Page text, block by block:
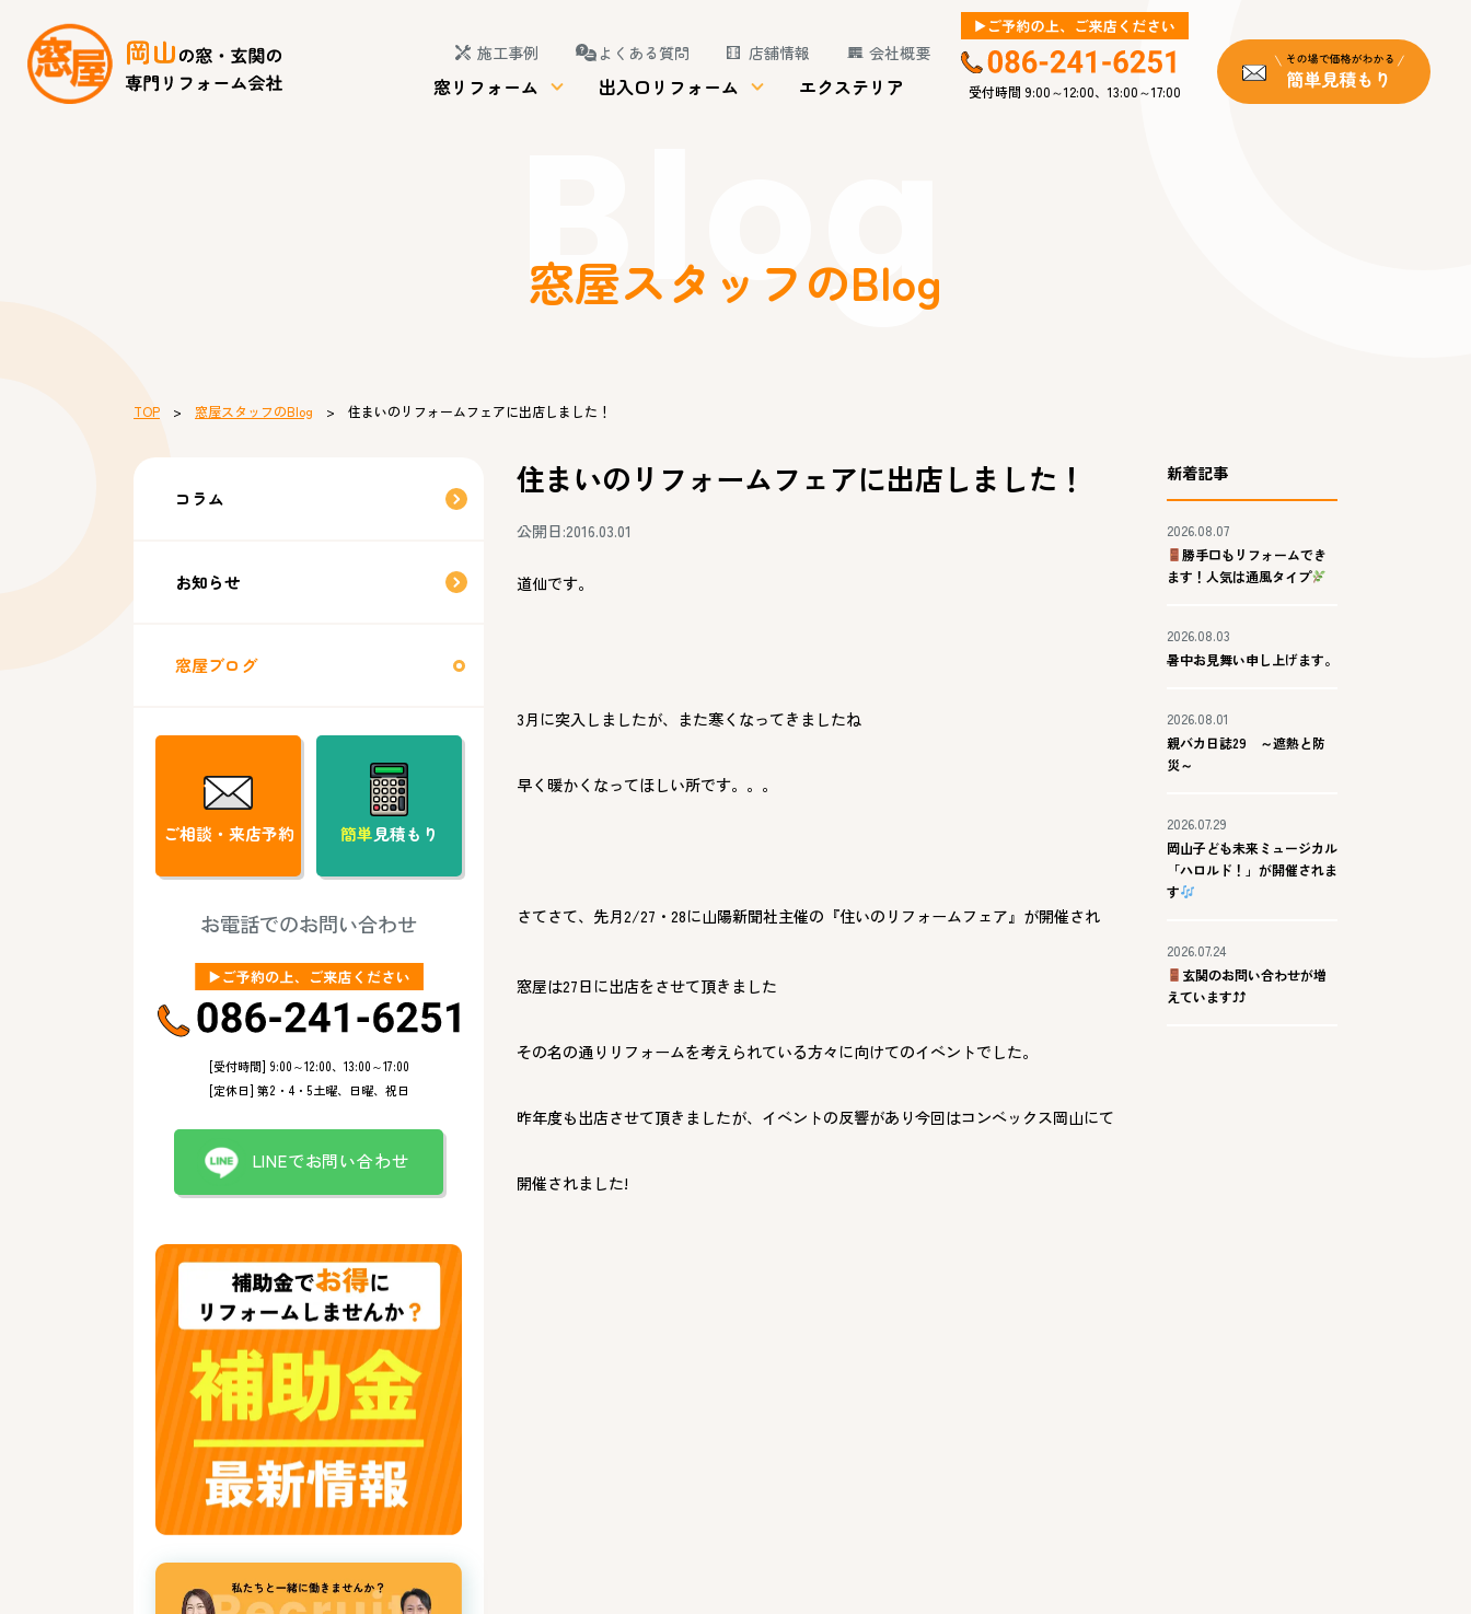
施工事例 よくある質問 店舗情報 会社概要
窓リフォーム 出入口リフォーム エクステリア 受付時間 9:00～12:00、13:00～17:00
Blog
窓屋スタッフのBlog
TOP > 窓屋スタッフのBlog > 住まいのリフォームフェアに出店しました！
住まいのリフォームフェアに出店しました！
公開日:2016.03.01
道仙です。
3月に突入しましたが、また寒くなってきましたね
早く暖かくなってほしい所です。。。
さてさて、先月2/27・28に山陽新聞社主催の『住いのリフォームフェア』が開催され
窓屋は27日に出店をさせて頂きました
その名の通りリフォームを考えられている方々に向けてのイベントでした。
昨年度も出店させて頂きましたが、イベントの反響があり今回はコンベックス岡山にて
開催されました!
新着記事
2026.08.07
勝手口もリフォームでき
ます！人気は通風タイプ
2026.08.03
暑中お見舞い申し上げます。
2026.08.01
親バカ日誌29 ～遮熱と防
災～
2026.07.29
岡山子ども未来ミュージカル
「ハロルド！」が開催されま
す
2026.07.24
玄関のお問い合わせが増
えています⤴⤴
コラム
お知らせ
窓屋ブログ
ご相談・来店予約 簡単見積もり
お電話でのお問い合わせ
[受付時間] 9:00～12:00、13:00～17:00
[定休日] 第2・4・5土曜、日曜、祝日
LINEでお問い合わせ